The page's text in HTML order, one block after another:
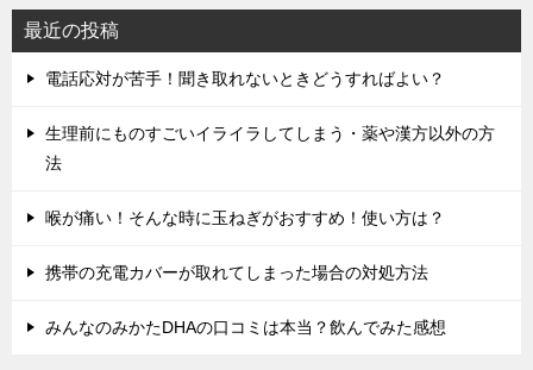
ン
最近の投稿
電話応対が苦手！聞き取れないときどうすればよい？
生理前にものすごいイライラしてしまう・薬や漢方以外の方
法
喉が痛い！そんな時に玉ねぎがおすすめ！使い方は？
携帯の充電カバーが取れてしまった場合の対処方法
みんなのみかたDHAの口コミは本当？飲んでみた感想